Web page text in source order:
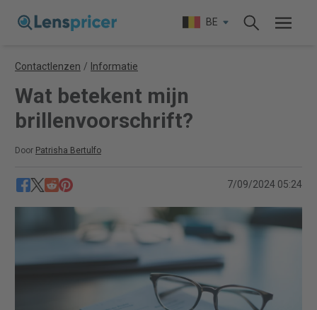
BE
Contactlenzen / Informatie
Wat betekent mijn
brillenvoorschrift?
Door Patrisha Bertulfo
7/09/2024 05:24